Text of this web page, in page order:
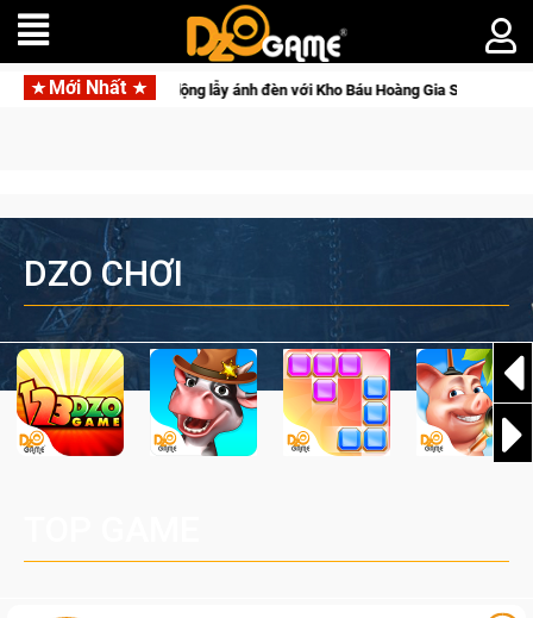
Mới Nhất
Crossfire sẽ lộng lẫy ánh đèn với Kho Báu Hoàng Gia Sapphire Neon Punk
DZO CHƠI